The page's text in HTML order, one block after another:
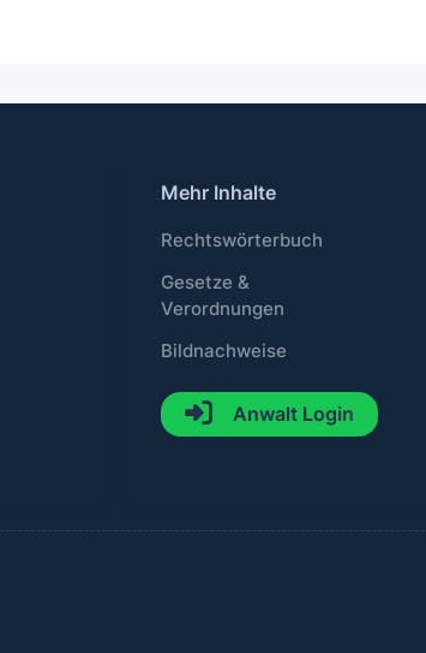
Mehr Inhalte
Rechtswörterbuch
Gesetze &
Verordnungen
Bildnachweise
Anwalt Login